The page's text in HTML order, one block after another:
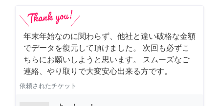
年末年始なのに関わらず、他社と違い破格な金額
でデータを復元して頂けました。 次回も必ずこ
ちらにお願いしようと思います。 スムーズなご
連絡、やり取りで大変安心出来る方です。
依頼されたチケット